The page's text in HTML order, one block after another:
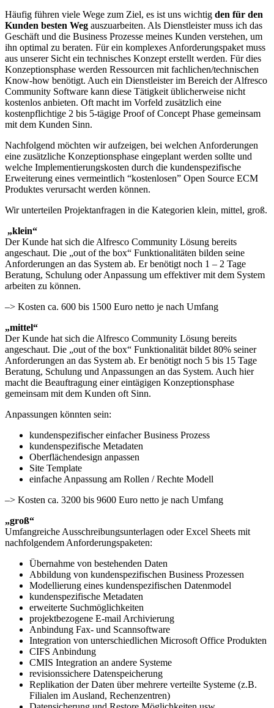
Häufig führen viele Wege zum Ziel, es ist uns wichtig den für den
Kunden besten Weg auszuarbeiten. Als Dienstleister muss ich das
Geschäft und die Business Prozesse meines Kunden verstehen, um
ihn optimal zu beraten. Für ein komplexes Anforderungspaket muss
aus unserer Sicht ein technisches Konzept erstellt werden. Für dies
Konzeptionsphase werden Ressourcen mit fachlichen/technischen
Know-how benötigt. Auch ein Dienstleister im Bereich der Alfresco
Community Software kann diese Tätigkeit üblicherweise nicht
kostenlos anbieten. Oft macht im Vorfeld zusätzlich eine
kostenpflichtige 2 bis 5-tägige Proof of Concept Phase gemeinsam
mit dem Kunden Sinn.
Nachfolgend möchten wir aufzeigen, bei welchen Anforderungen
eine zusätzliche Konzeptionsphase eingeplant werden sollte und
welche Implementierungskosten durch die kundenspezifische
Erweiterung eines vermeintlich “kostenlosen” Open Source ECM
Produktes verursacht werden können.
Wir unterteilen Projektanfragen in die Kategorien klein, mittel, groß.
„klein“
Der Kunde hat sich die Alfresco Community Lösung bereits
angeschaut. Die „out of the box“ Funktionalitäten bilden seine
Anforderungen an das System ab. Er benötigt noch 1 – 2 Tage
Beratung, Schulung oder Anpassung um effektiver mit dem System
arbeiten zu können.
–> Kosten ca. 600 bis 1500 Euro netto je nach Umfang
„mittel“
Der Kunde hat sich die Alfresco Community Lösung bereits
angeschaut. Die „out of the box“ Funktionalität bildet 80% seiner
Anforderungen an das System ab. Er benötigt noch 5 bis 15 Tage
Beratung, Schulung und Anpassungen an das System. Auch hier
macht die Beauftragung einer eintägigen Konzeptionsphase
gemeinsam mit dem Kunden oft Sinn.
Anpassungen könnten sein:
kundenspezifischer einfacher Business Prozess
kundenspezifische Metadaten
Oberflächendesign anpassen
Site Template
einfache Anpassung am Rollen / Rechte Modell
–> Kosten ca. 3200 bis 9600 Euro netto je nach Umfang
„groß“
Umfangreiche Ausschreibungsunterlagen oder Excel Sheets mit
nachfolgendem Anforderungspaketen:
Übernahme von bestehenden Daten
Abbildung von kundenspezifischen Business Prozessen
Modellierung eines kundenspezifischen Datenmodel
kundenspezifische Metadaten
erweiterte Suchmöglichkeiten
projektbezogene E-mail Archivierung
Anbindung Fax- und Scannsoftware
Integration von unterschiedlichen Microsoft Office Produkten
CIFS Anbindung
CMIS Integration an andere Systeme
revisionssichere Datenspeicherung
Replikation der Daten über mehrere verteilte Systeme (z.B.
Filialen im Ausland, Rechenzentren)